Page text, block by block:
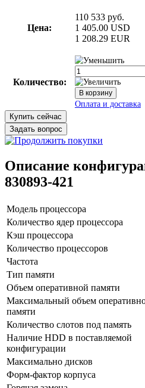
Цена:
110 533 руб.
1 405.00 USD
1 208.29 EUR
Количество:
Оплата и
Купить сейчас
Задать вопрос
Описание
830893-421
Модель процессора
Количество ядер процессора
Кэш процессора
Количество процессоров
Частота
Тип памяти
Объем оперативной памяти
Максимальный объем
памяти
Количество слотов под память
Наличие HDD в поставляемой
конфигурации
Максимально дисков
Форм-фактор корпуса